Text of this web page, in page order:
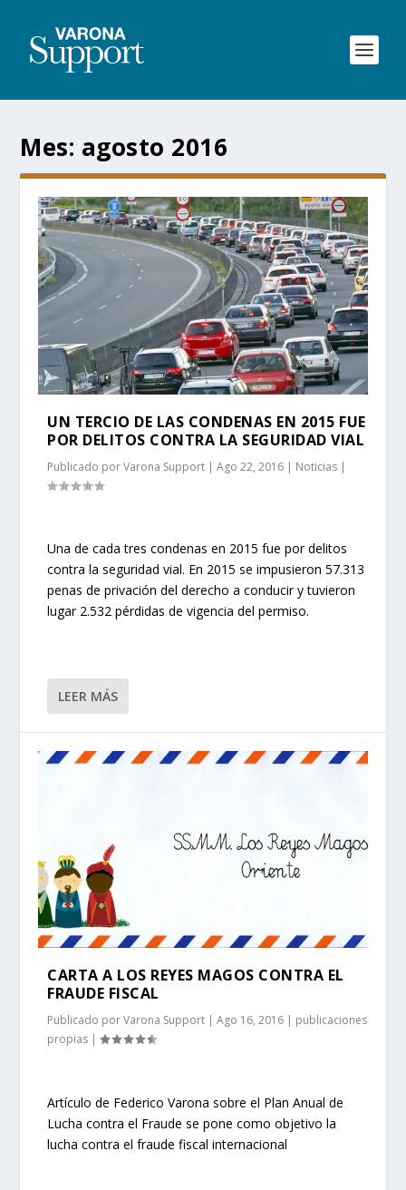
Mes: agosto 2016
UN TERCIO DE LAS CONDENAS EN 2015 FUE
POR DELITOS CONTRA LA SEGURIDAD VIAL
Publicado porVarona Support |Ago 22, 2016 | Noticias |
Una de cada tres condenas en 2015 fue por delitos
contra la seguridad vial. En 2015 se impusieron 57.313
penas de privación del derecho a conducir y tuvieron
lugar 2.532 pérdidas de vigencia del permiso.
LEER MÁS
CARTA A LOS REYES MAGOS CONTRA EL
FRAUDE FISCAL
Publicado porVarona Support |Ago 16, 2016 | publicaciones
propias |
Artículo de Federico Varona sobre el Plan Anual de
Lucha contra el Fraude se pone como objetivo la
lucha contra el fraude fiscal internacional